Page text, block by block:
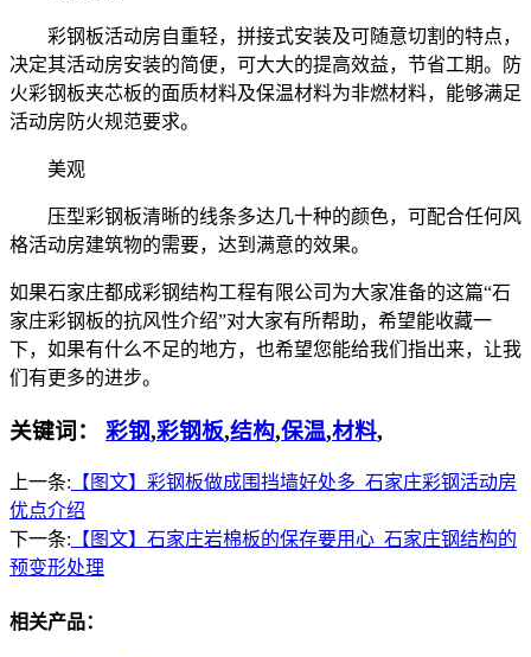
彩钢板活动房自重轻，拼接式安装及可随意切割的特点，
决定其活动房安装的简便，可大大的提高效益，节省工期。防
火彩钢板夹芯板的面质材料及保温材料为非燃材料，能够满足
活动房防火规范要求。
美观
压型彩钢板清晰的线条多达几十种的颜色，可配合任何风
格活动房建筑物的需要，达到满意的效果。
如果石家庄都成彩钢结构工程有限公司为大家准备的这篇“石
家庄彩钢板的抗风性介绍”对大家有所帮助，希望能收藏一
下，如果有什么不足的地方，也希望您能给我们指出来，让我
们有更多的进步。
关键词： 彩钢,彩钢板,结构,保温,材料,
上一条: 【图文】彩钢板做成围挡墙好处多_石家庄彩钢活动房
优点介绍
下一条: 【图文】石家庄岩棉板的保存要用心_石家庄钢结构的
预变形处理
相关产品：